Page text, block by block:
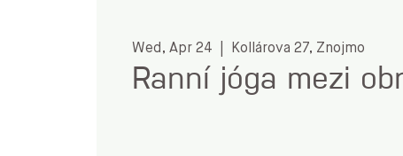
Wed, Apr 24 Kollárova 27, Znojmo
Ranní jóga mezi